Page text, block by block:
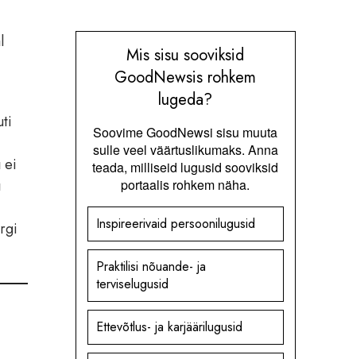
ei
Mis sisu sooviksid
GoodNewsis rohkem
lugeda?
Soovime GoodNewsi sisu muuta
sulle veel väärtuslikumaks. Anna
teada, milliseid lugusid sooviksid
portaalis rohkem näha.
Inspireerivaid persoonilugusid
Praktilisi nõuande- ja
terviselugusid
Ettevõtlus- ja karjäärilugusid